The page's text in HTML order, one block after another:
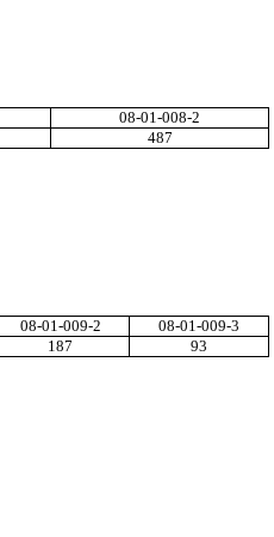
08-01-008-2
487
08-01-009-2
08-01-009-3
187 93